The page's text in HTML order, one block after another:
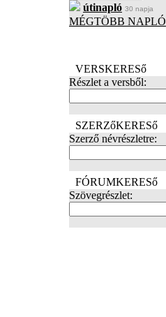
útinapló 30 napja
MÉGTÖBB NAPLÓ
VERSKERESő
Részlet a versből:
SZERZőKERESő
Szerző névrészletre:
FÓRUMKERESő
Szövegrészlet: